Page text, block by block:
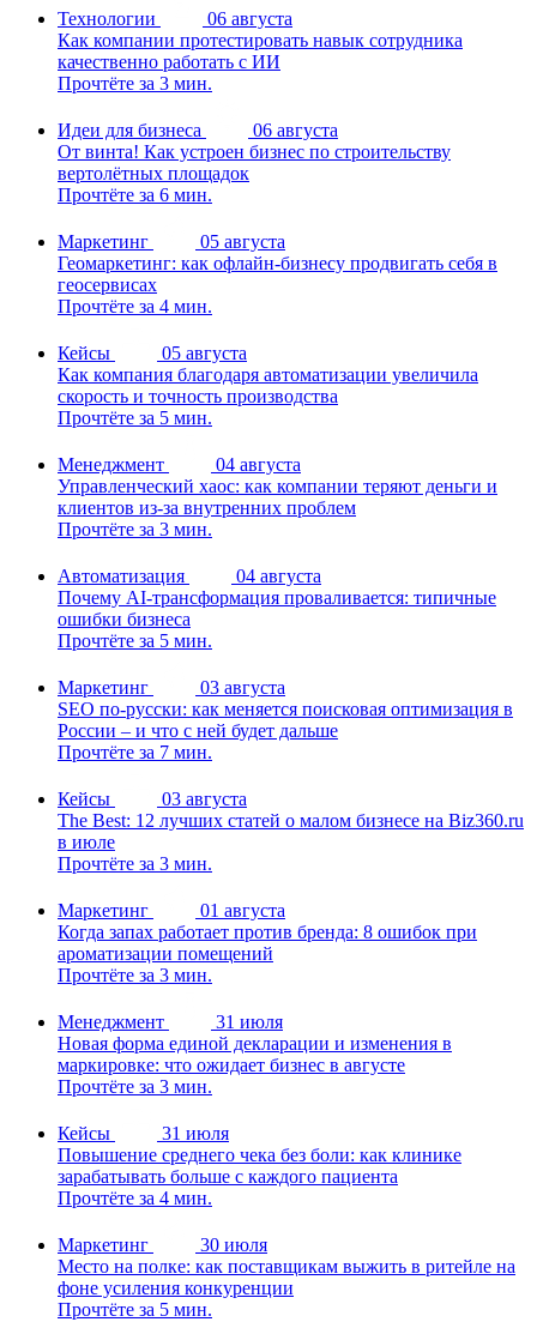
Технологии
06 августа
Как компании протестировать навык сотрудника
качественно работать с ИИ
Прочтёте за 3 мин.
Идеи для бизнеса
06 августа
От винта! Как устроен бизнес по строительству
вертолётных площадок
Прочтёте за 6 мин.
Маркетинг
05 августа
Геомаркетинг: как офлайн-бизнесу продвигать себя в
геосервисах
Прочтёте за 4 мин.
Кейсы
05 августа
Как компания благодаря автоматизации увеличила
скорость и точность производства
Прочтёте за 5 мин.
Менеджмент
04 августа
Управленческий хаос: как компании теряют деньги и
клиентов из-за внутренних проблем
Прочтёте за 3 мин.
Автоматизация
04 августа
Почему AI-трансформация проваливается: типичные
ошибки бизнеса
Прочтёте за 5 мин.
Маркетинг
03 августа
SEO по-русски: как меняется поисковая оптимизация в
России – и что с ней будет дальше
Прочтёте за 7 мин.
Кейсы
03 августа
The Best: 12 лучших статей о малом бизнесе на Biz360.ru
в июле
Прочтёте за 3 мин.
Маркетинг
01 августа
Когда запах работает против бренда: 8 ошибок при
ароматизации помещений
Прочтёте за 3 мин.
Менеджмент
31 июля
Новая форма единой декларации и изменения в
маркировке: что ожидает бизнес в августе
Прочтёте за 3 мин.
Кейсы
31 июля
Повышение среднего чека без боли: как клинике
зарабатывать больше с каждого пациента
Прочтёте за 4 мин.
Маркетинг
30 июля
Место на полке: как поставщикам выжить в ритейле на
фоне усиления конкуренции
Прочтёте за 5 мин.